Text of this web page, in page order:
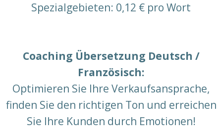
Spezialgebieten: 0,12 € pro Wort
Coaching Übersetzung Deutsch /
Französisch:
Optimieren Sie Ihre Verkaufsansprache,
finden Sie den richtigen Ton und erreichen
Sie Ihre Kunden durch Emotionen!